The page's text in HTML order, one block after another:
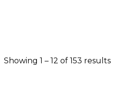
Showing 1 – 12 of 153 results